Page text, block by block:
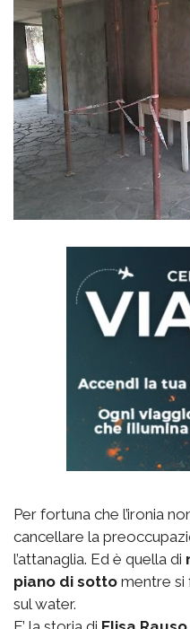
Per fortuna che l’ironia
cancellare la
l’attanaglia. Ed è quella di
piano di sotto mentre si
sul water.